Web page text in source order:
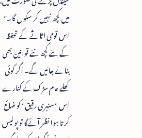
میں کچھ نہیں کر سکوں گا۔"
اس قومی اثاثے کے تحفظ
کے لئے کچھ نئے قوانین بھی
بنائے جائیں گے۔ اگر کوئی
کھلے عام سڑک کے کنارے
اس "سنہری رقیق" کو ضائع
کرتا ہوا نظر آئےگا تو پولیس